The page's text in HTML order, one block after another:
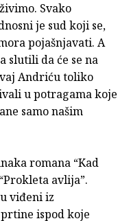
Svako
je sud koji se,
pojašnjavati. A
slutili da će se na
Andriću toliko
u potragama koje
samo našim
romana “Kad
avlija”.
viđeni iz
ispod koje